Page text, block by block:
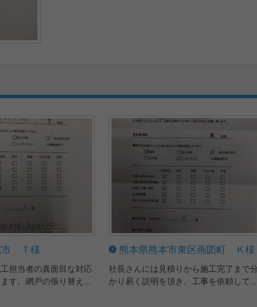
市 Ｔ様
担当者の真面目な対応
す。網戸の張り替え...
熊本県熊本市東区画図町 Ｋ様
社長さんには見積りから施工完了まで
かり易く説明を頂き、工事を依頼して...